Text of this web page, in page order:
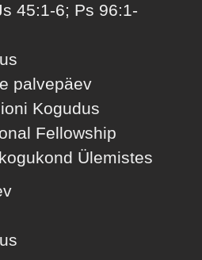
45:1-6; Ps 96:1-
palvepäev
Kogudus
Fellowship
Ülemistes